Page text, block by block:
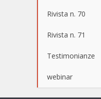
Rivista n. 70
Rivista n. 71
Testimonianze
webinar